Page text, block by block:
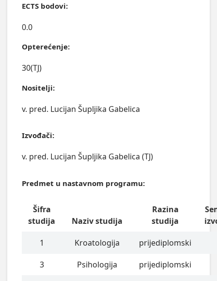
ECTS bodovi:
0.0
Opterećenje:
30(TJ)
Nositelji:
v. pred. Lucijan Šupljika Gabelica
Izvođači:
v. pred. Lucijan Šupljika Gabelica (TJ)
Predmet u nastavnom programu:
Šifra
studija
Naziv studija
Razina
studija
1 Kroatologija prijediplomski
3 Psihologija prijediplomski